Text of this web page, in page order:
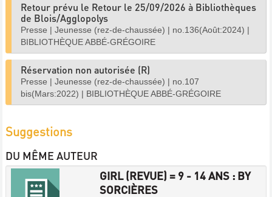
Retour prévu le Retour le 25/09/2026 à Bibliothèques
de Blois/Agglopolys
Presse | Jeunesse (rez-de-chaussée) | no.136(Août:2024) |
BIBLIOTHÈQUE ABBÉ-GRÉGOIRE
Réservation non autorisée (R)
Presse | Jeunesse (rez-de-chaussée) | no.107
bis(Mars:2022) | BIBLIOTHÈQUE ABBÉ-GRÉGOIRE
Suggestions
DU MÊME AUTEUR
GIRL (REVUE) = 9 - 14 ANS : BY
SORCIÈRES